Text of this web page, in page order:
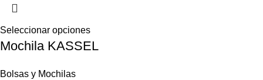
Seleccionar opciones
Mochila KASSEL
Bolsas y Mochilas